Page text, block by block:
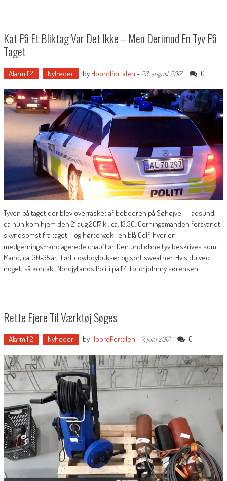
Kat På Et Bliktag Var Det Ikke – Men Derimod En Tyv På
Taget
Alarm 112 Nyheder by HobroPortalen - 23. august 2017 0
Tyven på taget der blev overrasket af beboeren på Søhøjvej i Hadsund,
da hun kom hjem den 21 aug 2017 kl. ca. 13:30. Gerningsmanden forsvandt
skyndsomst fra taget – og hørte væk i en blå Golf, hvor en
medgerningsmand agerede chauffør. Den undløbne tyv beskrives som:
Mand, ca. 30-35 år, iført cowboybukser og sort sweather. Hvis du ved
noget, så kontakt Nordjyllands Politi på 114. foto: johnny sørensen
Rette Ejere Til Værktøj Søges
Alarm 112 Nyheder by HobroPortalen - 7. juni 2017 0